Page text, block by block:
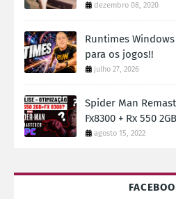
dezembro 08, 2020
Runtimes
para os jogos!!
julho 27, 2026
Spider Man
Fx8300 + Rx 550
agosto 15, 2022